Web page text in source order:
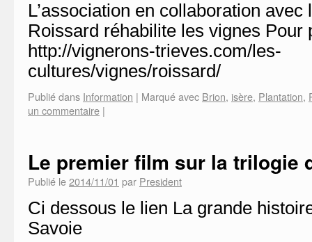
L’association en collaboration avec
Roissard réhabilite les vignes Pour
http://vignerons-trieves.com/les-
cultures/vignes/roissard/
Publié dans Information | Marqué avec Brion, isère, Plantation,
un commentaire |
Le premier film sur la trilogie
Publié le2014/11/01 par President
Ci dessous le lien La grande
Savoie